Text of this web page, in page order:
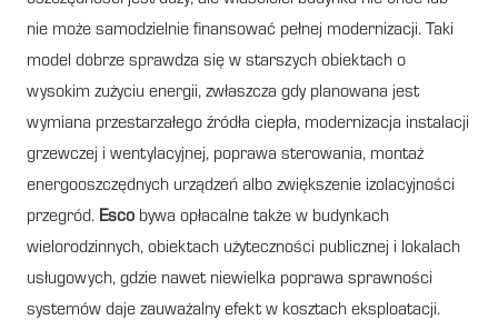
nie może samodzielnie finansować pełnej modernizacji. Taki
model dobrze sprawdza się w starszych obiektach o
wysokim zużyciu energii, zwłaszcza gdy planowana jest
wymiana przestarzałego źródła ciepła, modernizacja instalacji
grzewczej i wentylacyjnej, poprawa sterowania, montaż
energooszczędnych urządzeń albo zwiększenie izolacyjności
przegród. Esco bywa opłacalne także w budynkach
wielorodzinnych, obiektach użyteczności publicznej i lokalach
usługowych, gdzie nawet niewielka poprawa sprawności
systemów daje zauważalny efekt w kosztach eksploatacji.